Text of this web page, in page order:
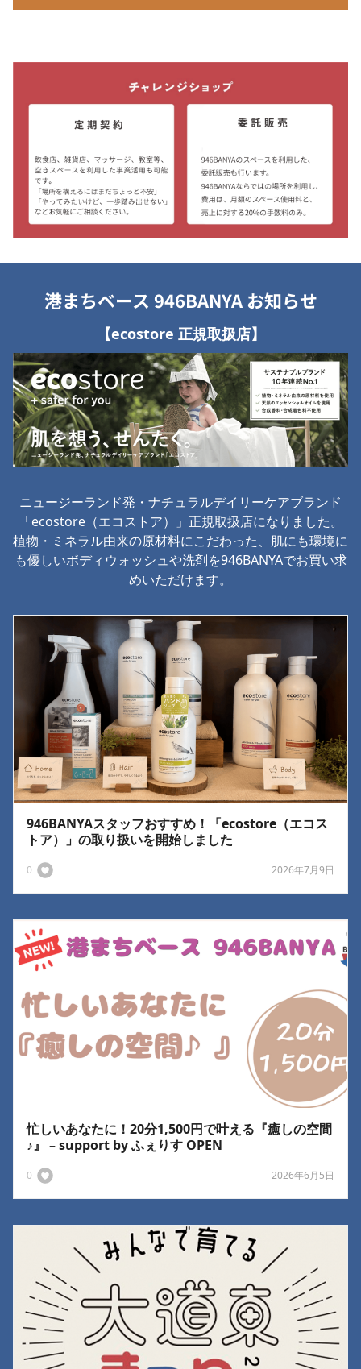
港まちベース 946BANYA お知らせ
【ecostore 正規取扱店】
ニュージーランド発・ナチュラルデイリーケアブランド
「ecostore（エコストア）」正規取扱店になりました。
植物・ミネラル由来の原材料にこだわった、肌にも環境に
も優しいボディウォッシュや洗剤を946BANYAでお買い求
めいただけます。
946BANYAスタッフおすすめ！「ecostore（エコス
トア）」の取り扱いを開始しました
0 2026年7月9日
忙しいあなたに！20分1,500円で叶える『癒しの空間
♪』 – support by ふぇりす OPEN
0 2026年6月5日